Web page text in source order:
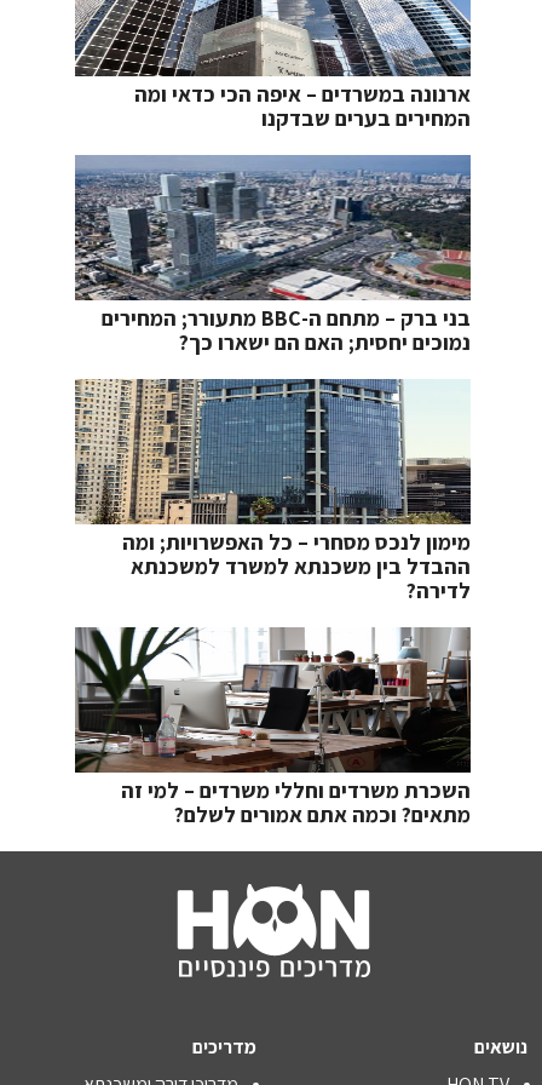
ארנונה במשרדים – איפה הכי כדאי ומה
המחירים בערים שבדקנו
בני ברק – מתחם ה-BBC מתעורר; המחירים
נמוכים יחסית; האם הם ישארו כך?
מימון לנכס מסחרי – כל האפשרויות; ומה
ההבדל בין משכנתא למשרד למשכנתא
לדירה?
השכרת משרדים וחללי משרדים – למי זה
מתאים? וכמה אתם אמורים לשלם?
נושאים
מדריכים